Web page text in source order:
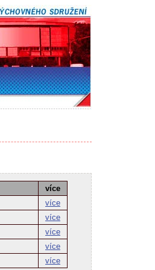
více
více
více
více
více
více